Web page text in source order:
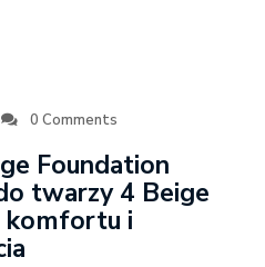
0 Comments
Foundation
twarzy 4 Beige
komfortu i